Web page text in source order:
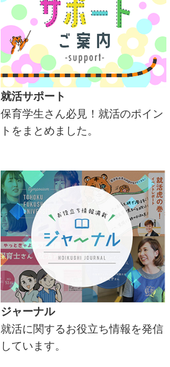
就活サポート
保育学生さん必見！就活のポイン
トをまとめました。
ジャーナル
就活に関するお役立ち情報を発信
しています。